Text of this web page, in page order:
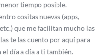
tiempo posible.
cositas nuevas (apps,
que me facilitan mucho las
te las cuento por aquí para
día a día a ti también.